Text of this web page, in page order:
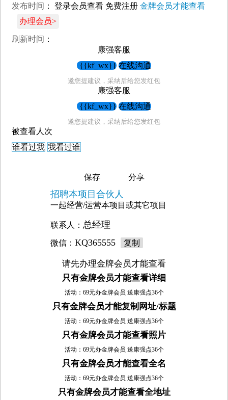
发布时间 ： 登录会员查看 免费注册 金牌会员才能查看
办理会员>
刷新时间 ：
康强客服
{{kf_wx}} 在线沟通
邀您提建议，采纳后给您发红包
康强客服
{{kf_wx}} 在线沟通
邀您提建议，采纳后给您发红包
被查看人次
谁看过我 我看过谁
保存 分享
招聘本项目合伙人
一起经营/运营本项目或其它项目
联系人： 总经理
微信： KQ365555 复制
请先办理金牌会员才能查看
只有金牌会员才能查看详细
活动：69元办金牌会员 送康强点36个
只有金牌会员才能复制网址/标题
活动：69元办金牌会员 送康强点36个
只有金牌会员才能查看照片
活动：69元办金牌会员 送康强点36个
只有金牌会员才能查看全名
活动：69元办金牌会员 送康强点36个
只有金牌会员才能查看全地址